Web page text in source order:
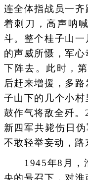
连全体指战员一
着刺刀，高声呐
斗。整个桂子山
的声威所慑，军
下阵去。此时，
后赶来增援，多
子山下的几个小
鼓作气将敌全歼。
新四军共毙伤日
不敢轻举妄动，路
1945年8月，淮
央的号召下，对